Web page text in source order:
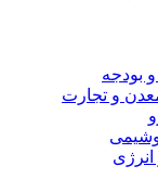
و بودجه
و تجارت